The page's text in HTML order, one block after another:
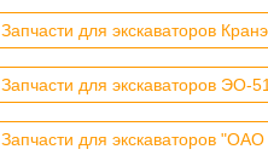
Запчасти для экскаваторов
Запчасти для экскаваторов
Запчасти для экскаваторов